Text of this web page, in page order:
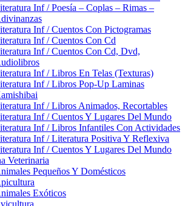
Inf / Poesía – Coplas – Rimas –
Inf / Cuentos Con Pictogramas
Inf / Cuentos Con Cd
Inf / Cuentos Con Cd, Dvd,
Inf / Libros En Telas (Texturas)
Inf / Libros Pop-Up Laminas
Inf / Libros Animados, Recortables
Inf / Cuentos Y Lugares Del Mundo
Inf / Libros Infantiles Con Actividades
Inf / Literatura Positiva Y Reflexiva
Inf / Cuentos Y Lugares Del Mundo
Veterinaria
Pequeños Y Domésticos
Exóticos